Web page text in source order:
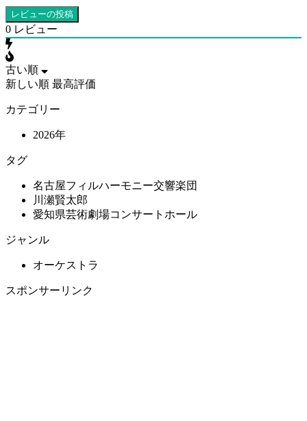
0 レビュー
古い順
新しい順 最高評価
カテゴリー
2026年
タグ
名古屋フィルハーモニー交響楽団
川瀬賢太郎
愛知県芸術劇場コンサートホール
ジャンル
オーケストラ
スポンサーリンク